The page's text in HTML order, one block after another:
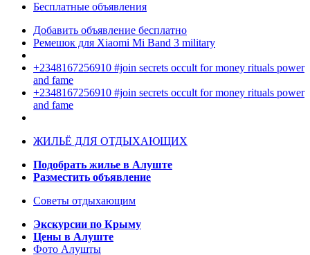
Бесплатные объявления
Добавить объявление бесплатно
Ремешок для Xiaomi Mi Band 3 military
+2348167256910 #join secrets occult for money rituals power
and fame
+2348167256910 #join secrets occult for money rituals power
and fame
ЖИЛЬЁ ДЛЯ ОТДЫХАЮЩИХ
Подобрать жилье в Алуште
Разместить объявление
Советы отдыхающим
Экскурсии по Крыму
Цены в Алуште
Фото Алушты